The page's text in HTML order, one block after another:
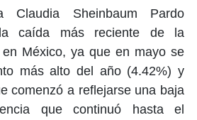
Claudia Sheinbaum Pardo
caída más reciente de la
en México, ya que en mayo se
más alto del año (4.42%) y
comenzó a reflejarse una baja
que continuó hasta el